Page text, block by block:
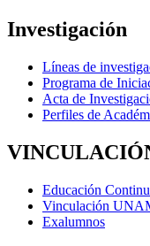
Investigación
Líneas de
Programa de
Acta de
Perfiles de
Educación
Vinculación
Exalumnos